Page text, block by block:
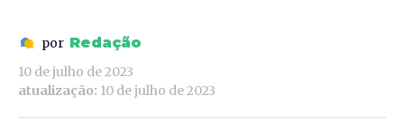
por Redação
10 de julho de 2023
atualização: 10 de julho de 2023